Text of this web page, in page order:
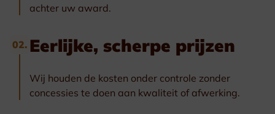
achter uw award.
02. Eerlijke, scherpe prijzen
Wij houden de kosten onder controle zonder
concessies te doen aan kwaliteit of afwerking.